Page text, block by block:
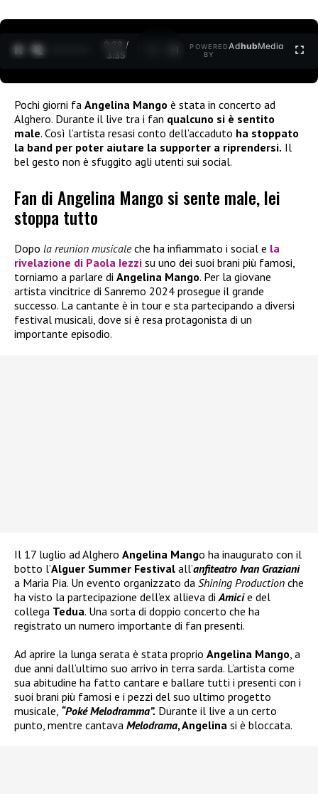
0:30 /
3:35
POWERED
BY
AdhubMedia
Pochi giorni fa Angelina Mango è stata in concerto ad
Alghero. Durante il live tra i fan qualcuno si è sentito
male. Così l’artista resasi conto dell’accaduto ha stoppato
la band per poter aiutare la supporter a riprendersi. Il
bel gesto non è sfuggito agli utenti sui social.
Fan di Angelina Mango si sente male, lei
stoppa tutto
Dopo la reunion musicaleche ha infiammato i social e la
rivelazione di Paola Iezzi su uno dei suoi brani più famosi,
torniamo a parlare di Angelina Mango. Per la giovane
artista vincitrice di Sanremo 2024 prosegue il grande
successo. La cantante è in tour e sta partecipando a diversi
festival musicali, dove si è resa protagonista di un
importante episodio.
Il 17 luglio ad Alghero Angelina Mango ha inaugurato con il
botto l’Alguer Summer Festival all’anfiteatro Ivan Graziani
a Maria Pia. Un evento organizzato da Shining Production che
ha visto la partecipazione dell’ex allieva diAmicie del
collega Tedua. Una sorta di doppio concerto che ha
registrato un numero importante di fan presenti.
Ad aprire la lunga serata è stata proprio Angelina Mango, a
due anni dall’ultimo suo arrivo in terra sarda. L’artista come
sua abitudine ha fatto cantare e ballare tutti i presenti con i
suoi brani più famosi e i pezzi del suo ultimo progetto
musicale, “Poké Melodramma”. Durante il live a un certo
punto, mentre cantava Melodrama, Angelina si è bloccata.